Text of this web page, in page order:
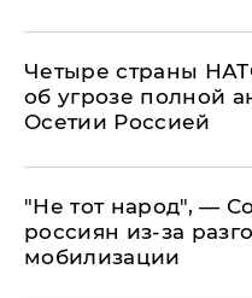
Четыре страны
об угрозе полной
Осетии Россией
​"Не тот народ", —
россиян из-за
мобилизации